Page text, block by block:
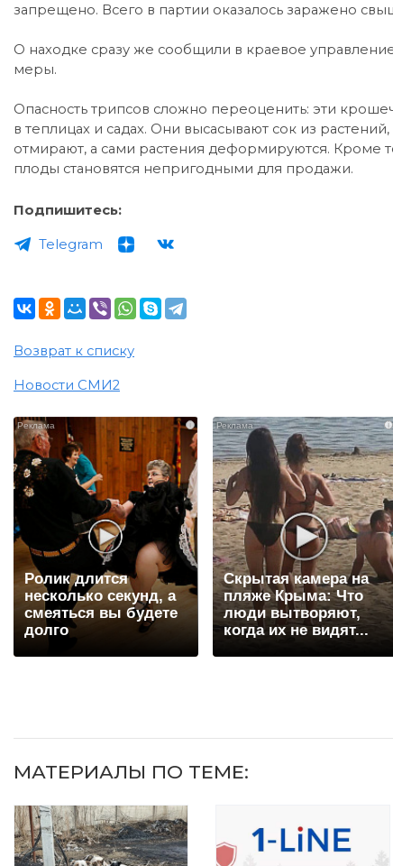
запрещено. Всего в партии оказалось заражено
О находке сразу же сообщили в краевое
меры.
Опасность трипсов сложно переоценить: эти
в теплицах и садах. Они высасывают сок из
отмирают, а сами растения деформируются. Кроме
плоды становятся непригодными для продажи.
Подпишитесь:
Telegram
Возврат к списку
Новости СМИ2
i
Ролик длится
несколько секунд, а
смеяться вы будете
долго
i
Скрытая камера на
пляже Крыма: Что
люди вытворяют,
когда их не видят...
МАТЕРИАЛЫ ПО ТЕМЕ: